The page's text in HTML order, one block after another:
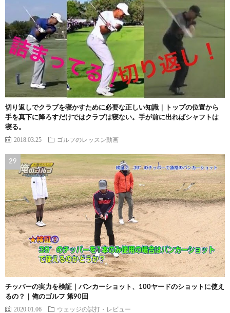
切り返しでクラブを寝かすために必要な正しい知識｜トップの位置から
手を真下に降ろすだけではクラブは寝ない。手が前に出ればシャフトは
寝る。
2018.03.25 ゴルフのレッスン動画
チッパーの実力を検証｜バンカーショット、100ヤードのショットに使え
るの？｜俺のゴルフ 第90回
2020.01.06 ウェッジの試打・レビュー